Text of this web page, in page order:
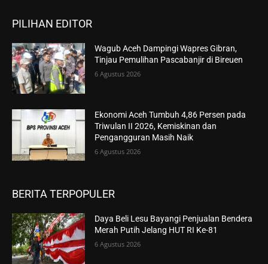
PILIHAN EDITOR
Wagub Aceh Dampingi Wapres Gibran,
Tinjau Pemulihan Pascabanjir di Bireuen
6 Agustus 2026
Ekonomi Aceh Tumbuh 4,86 Persen pada
Triwulan II 2026, Kemiskinan dan
Pengangguran Masih Naik
6 Agustus 2026
BERITA TERPOPULER
Daya Beli Lesu Bayangi Penjualan Bendera
Merah Putih Jelang HUT RI Ke-81
6 Agustus 2026